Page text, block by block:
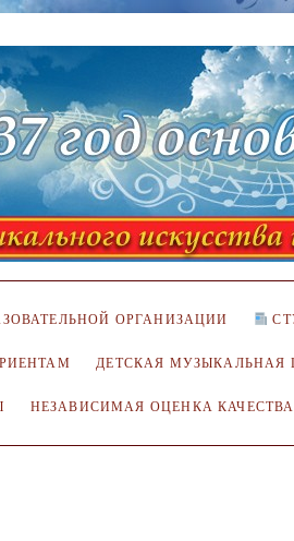
ОРГАНИЗАЦИИ
ДЕТСКАЯ МУЗЫКАЛЬНАЯ
НЕЗАВИСИМАЯ ОЦЕНКА